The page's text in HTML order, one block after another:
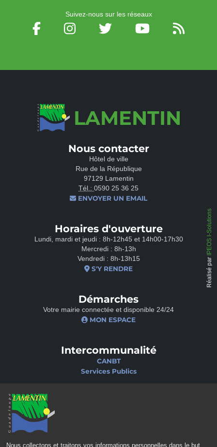
Nous collectons et traitons vos informations personnelles dans le but
LAMENTIN
Nous contacter
Hôtel de ville
Rue de la République
97129 Lamentin
Tél.: 0590 25 36 25
ENVOYER UN EMAIL
Horaires d'ouverture
Lundi, mardi et jeudi : 8h-12h45 et 14h00-17h30
Mercredi : 8h-13h
Vendredi : 8h-13h15
S'Y RENDRE
Démarches
Votre mairie connectée et disponible 24/24
MON ESPACE
Intercommunalité
CANBT
Services Publics
Ciné-Théâtre
Suivez-nous sur les réseaux
Réalisé par
IPEOS I-Solutions